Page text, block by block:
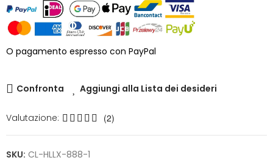
O pagamento espresso con PayPal
Confronta Aggiungi alla Lista dei desideri
Valutazione: (2)
SKU: CL-HLLX-888-1